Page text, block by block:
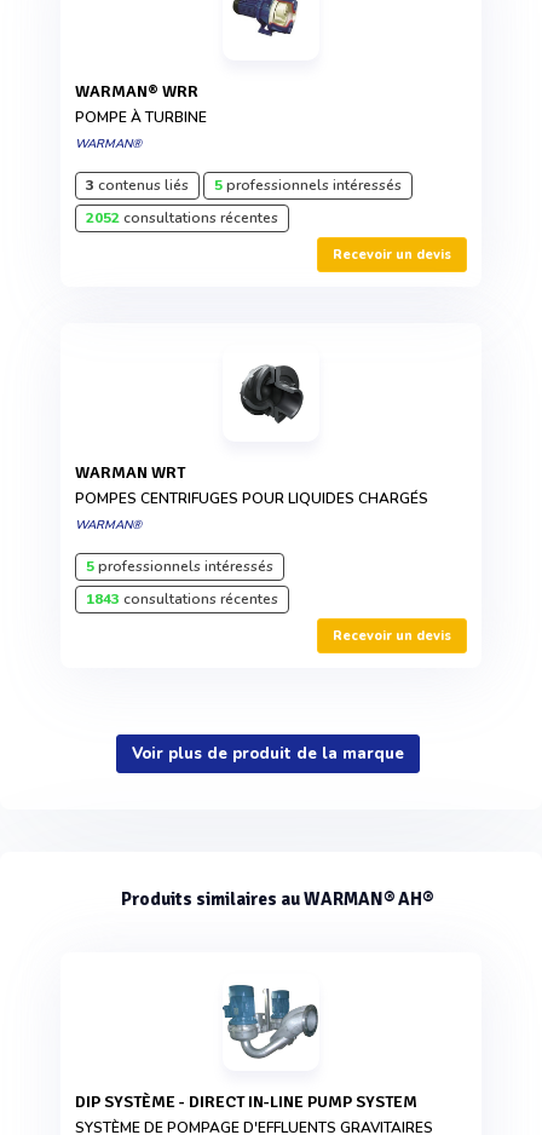
WARMAN® WRR
POMPE À TURBINE
WARMAN®
3 contenus liés 5professionnels intéressés
2052consultations récentes
Recevoir un devis
WARMAN WRT
POMPES CENTRIFUGES POUR LIQUIDES CHARGÉS
WARMAN®
5professionnels intéressés
1843 consultations récentes
Recevoir un devis
Voir plus de produit de la marque
Produits similaires au WARMAN® AH®
DIP SYSTÈME - DIRECT IN-LINE PUMP SYSTEM
SYSTÈME DE POMPAGE D'EFFLUENTS GRAVITAIRES